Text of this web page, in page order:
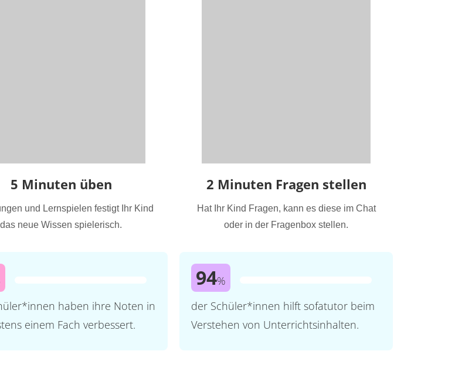
5 Minuten üben
und Lernspielen festigt Ihr Kind
das neue Wissen spielerisch.
haben ihre Noten in
einem Fach verbessert.
2 Minuten Fragen stellen
Hat Ihr Kind Fragen, kann es diese im Chat
oder in der Fragenbox stellen.
94%
der Schüler*innen hilft sofatutor beim
Verstehen von Unterrichtsinhalten.